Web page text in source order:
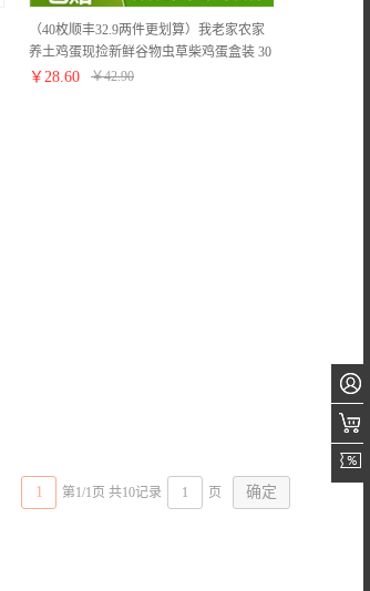
（40枚顺丰32.9两件更划算）我老家农家
养土鸡蛋现捡新鲜谷物虫草柴鸡蛋盒装 30
枚装
￥ 28.60 ￥42.90
1 第1/1页 共10记录 页